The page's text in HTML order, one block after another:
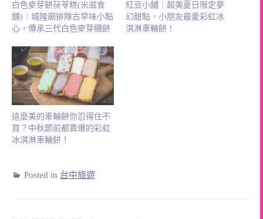
白色麥芽餅茯苓糕(米滋食
舖)｜城隍廟排隊古早味小點
心，傳承三代白色麥芽糖餅
紅豆小舖｜超美夏日限定夢
幻甜點，小朋友最愛彩虹冰
淇淋車輪餅！
這麼美的車輪餅你忍得住不
買？中秋節前都賣爆的彩虹
冰淇淋車輪餅！
Posted in 台中旅遊